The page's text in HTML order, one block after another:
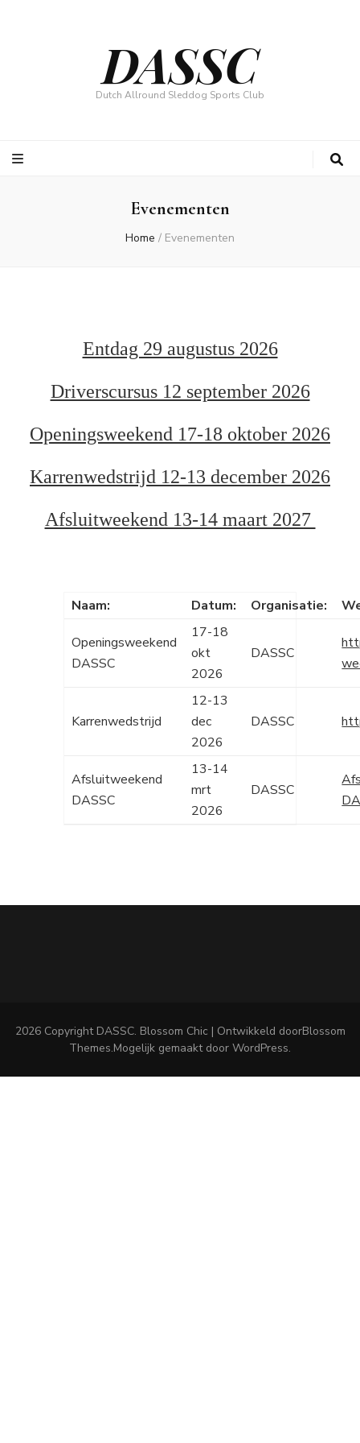
DASSC
Dutch Allround Sleddog Sports Club
Evenementen
Home / Evenementen
Entdag 29 augustus 2026
Driverscursus 12 september 2026
Openingsweekend 17-18 oktober 2026
Karrenwedstrijd 12-13 december 2026
Afsluitweekend 13-14 maart 2027
Naam: Datum: Organisatie:
Openingsweekend
DASSC
17-18
okt
2026
DASSC
Karrenwedstrijd
12-13
dec
2026
DASSC
Afsluitweekend
DASSC
13-14
mrt
2026
DASSC
2026 Copyright DASSC. Blossom Chic | Ontwikkeld doorBlossom
Themes.Mogelijk gemaakt door WordPress.